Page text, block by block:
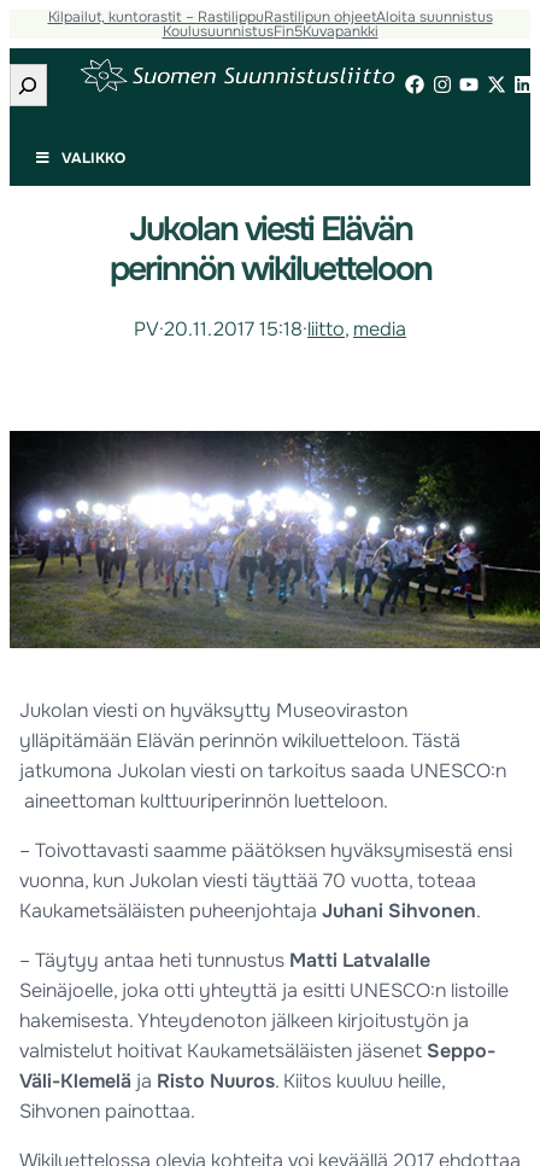
Kilpailut, kuntorastit – RastilippuRastilipun ohjeetAloita suunnistus
KoulusuunnistusFin5Kuvapankki
Etsi
VALIKKO
Jukolan viesti Elävän
perinnön wikiluetteloon
PV·20.11.2017 15:18·liitto, media
Jukolan viesti on hyväksytty Museoviraston
ylläpitämään Elävän perinnön wikiluetteloon. Tästä
jatkumona Jukolan viesti on tarkoitus saada UNESCO:n
aineettoman kulttuuriperinnön luetteloon.
– Toivottavasti saamme päätöksen hyväksymisestä ensi
vuonna, kun Jukolan viesti täyttää 70 vuotta, toteaa
Kaukametsäläisten puheenjohtaja Juhani Sihvonen.
– Täytyy antaa heti tunnustus Matti Latvalalle
Seinäjoelle, joka otti yhteyttä ja esitti UNESCO:n listoille
hakemisesta. Yhteydenoton jälkeen kirjoitustyön ja
valmistelut hoitivat Kaukametsäläisten jäsenet Seppo-
Väli-Klemelä ja Risto Nuuros. Kiitos kuuluu heille,
Sihvonen painottaa.
Wikiluettelossa olevia kohteita voi keväällä 2017 ehdottaa